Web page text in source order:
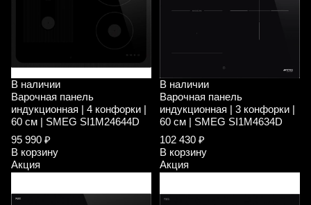
В наличии
Варочная панель
индукционная | 4 конфорки |
60 см | SMEG SI1M24644D
95 990 ₽
В корзину
Акция
В наличии
Варочная панель
индукционная | 3 конфорки |
60 см | SMEG SI1M4634D
102 430 ₽
В корзину
Акция